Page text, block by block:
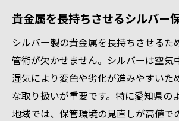
愛知県で高値を目指す貴金属売却
ント
愛知県で貴金属を賢く売る
略
シルバー買取相場を活かす
貴金属を長持ちさせるシルバー
シルバー製の貴金属を長持ちさせるた
管術が欠かせません。シルバーは空気
湿気により変色や劣化が進みやすいた
な取り扱いが重要です。特に愛知県の
地域では、保管環境の見直しが高値で